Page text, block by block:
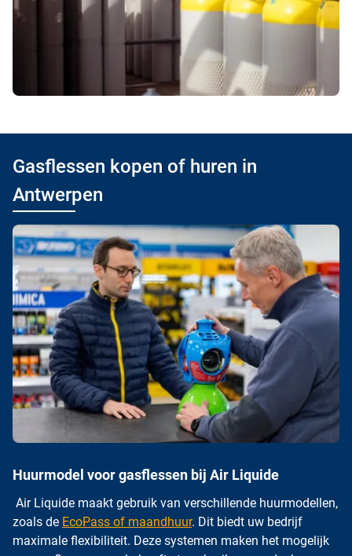
Gasflessen kopen of huren in
Antwerpen
Huurmodel voor gasflessen bij Air Liquide
Air Liquide maakt gebruik van verschillende huurmodellen,
zoals de EcoPass of maandhuur. Dit biedt uw bedrijf
maximale flexibiliteit. Deze systemen maken het mogelijk